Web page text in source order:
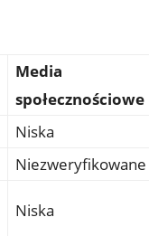
Media
społecznościowe
Niska
Niezweryfikowane
Niska